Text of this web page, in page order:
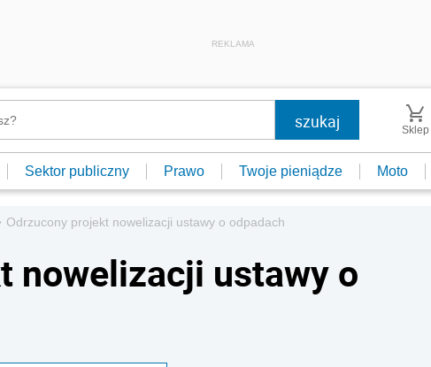
REKLAMA
Sklep
Sektor publiczny Prawo Twoje pieniądze Moto
Odrzucony projekt nowelizacji ustawy o odpadach
nowelizacji ustawy o